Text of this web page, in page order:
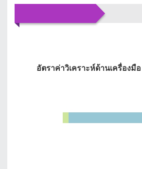
อัตราค่าวิเคราะห์ด้านเครื่องมือ